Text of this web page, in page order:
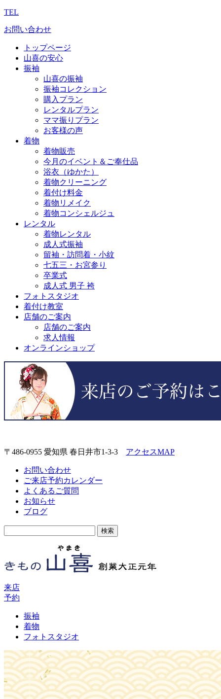
TEL
お問い合わせ
トップページ
山喜の安心
振袖
山喜の振袖
振袖コレクション
購入プラン
レンタルプラン
ママ振りプラン
お客様の声
着物
着物販売
今月のイベント＆ご奉仕品
浴衣（ゆかた）
着物クリーニング
着付け料金
着物リメイク
着物コンシェルジュ
レンタル
着物レンタル
成人式振袖
留袖・訪問着・小紋
七五三・お宮参り
卒業式
成人式 男子 袴
フォトスタジオ
着付け教室
店舗のご案内
店舗のご案内
求人情報
オンラインショップ
〒486-0955 愛知県 春日井市1-3-3 アクセスMAP
お問い合わせ
ご来店予約カレンダー
よくあるご質問
お知らせ
ブログ
来店
予約
振袖
着物
フォトスタジオ